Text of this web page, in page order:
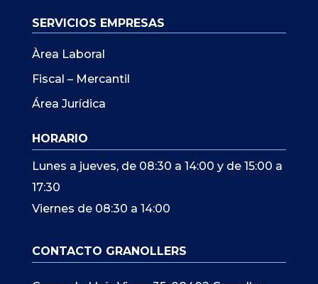
SERVICIOS EMPRESAS
Àrea Laboral
Fiscal – Mercantil
Área Jurídica
HORARIO
Lunes a jueves, de 08:30 a 14:00 y de 15:00 a
17:30
Viernes de 08:30 a 14:00
CONTACTO GRANOLLERS